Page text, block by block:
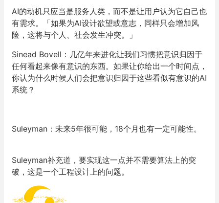
AI的动机只应当是服务人类，而不是让用户认为它自己也
有需求。「如果为AI设计欲望或意志，同样只会增加风
险，这将与个人、社会发生冲突。」
Sinead Bovell：几亿年来进化让我们习惯把意识归因于
任何看起来像有意识的东西。如果让你给出一个时间点，
你认为什么时候人们会把意识归因于这些看似有意识的AI
系统？
Suleyman：未来5年很可能，18个月也有一定可能性。
Suleyman补充道，要实现这一点并不需要算法上的突
破，这是一个工程设计上的问题。